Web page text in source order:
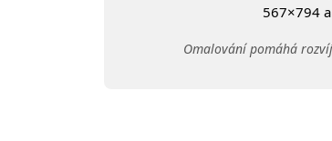
567×794
Omalování pomáhá